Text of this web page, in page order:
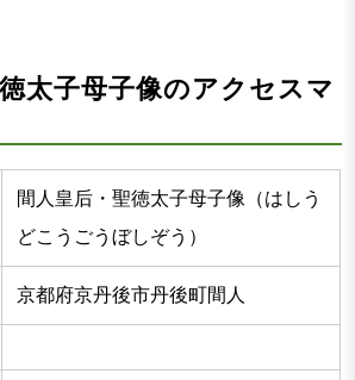
太子母子像のアクセスマ
間人皇后・聖徳太子母子像（はしう
どこうごうぼしぞう）
京都府京丹後市丹後町間人